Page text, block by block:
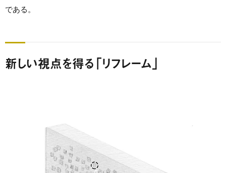
である。
新しい視点を得る「リフレーム」